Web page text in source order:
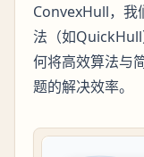
ConvexHull，我
法（如
何将高效算法与
题的解决效率。